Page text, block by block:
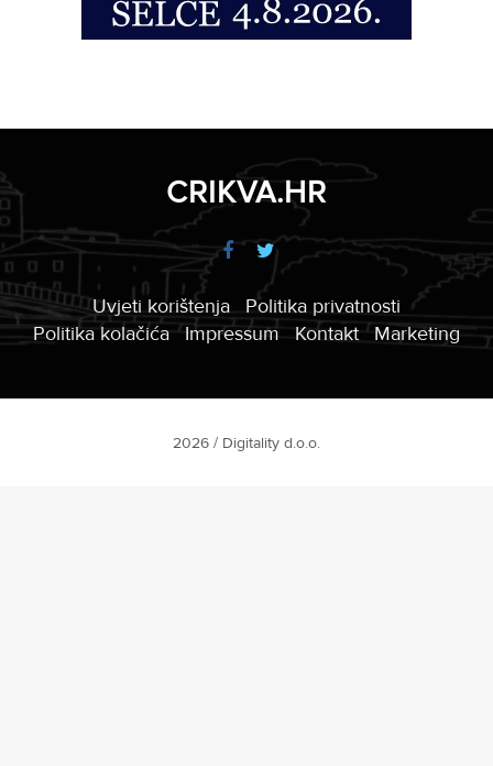
CRIKVA.HR
Uvjeti korištenja
Politika privatnosti
Politika kolačića
Impressum Kontakt Marketing
2026 / Digitality d.o.o.